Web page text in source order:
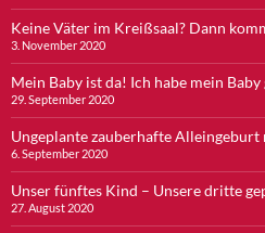
Keine Väter im Kreißsaal? Dann
3. November 2020
Mein Baby ist da! Ich habe mein Baby
29. September 2020
Ungeplante zauberhafte Alleingeburt
6. September 2020
Unser fünftes Kind – Unsere dritte
27. August 2020